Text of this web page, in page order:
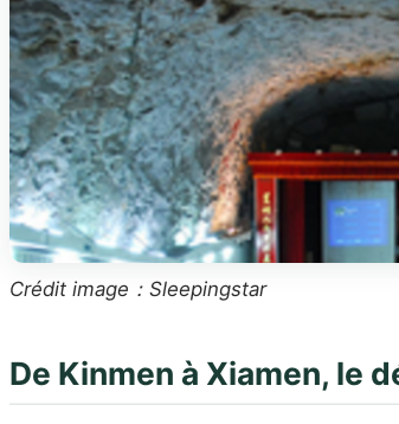
Crédit image：Sleepingstar
De Kinmen à Xiamen, le